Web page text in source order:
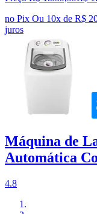
no Pix Ou 10x de R$
juros
Máquina de
Automática
4.8